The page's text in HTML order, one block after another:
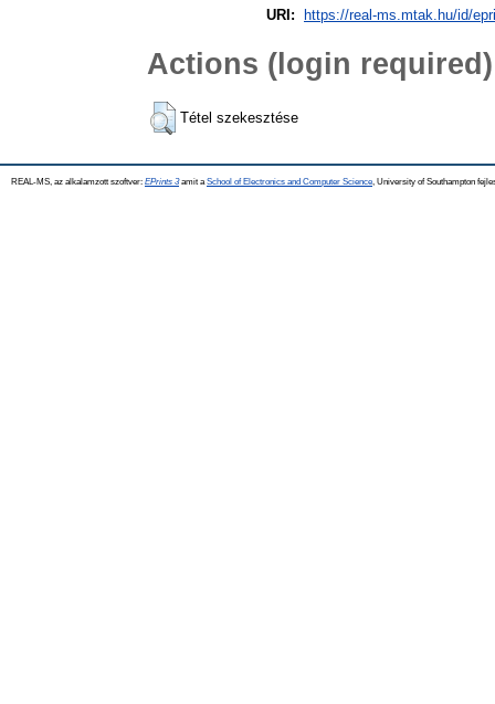
URI:
https://real-ms.mtak.hu/id/
Actions (login required)
Tétel szekesztése
REAL-MS, az alkalamzott szoftver: EPrints 3amit a School of Electronics and Computer Science , University of Southampton